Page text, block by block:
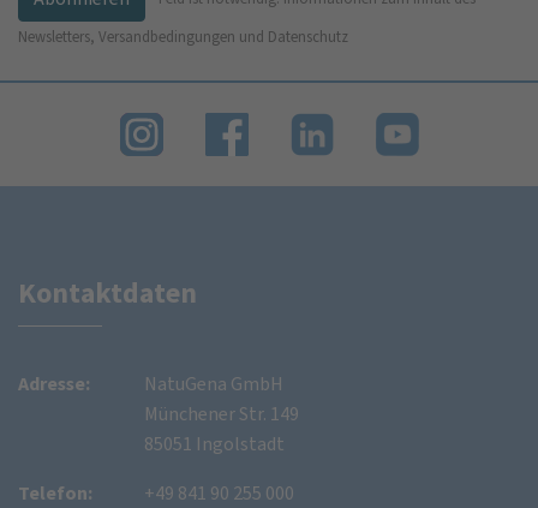
Newsletters, Versandbedingungen und Datenschutz
Kontaktdaten
Adresse:
NatuGena GmbH
Münchener Str. 149
85051 Ingolstadt
Telefon:
+49 841 90 255 000